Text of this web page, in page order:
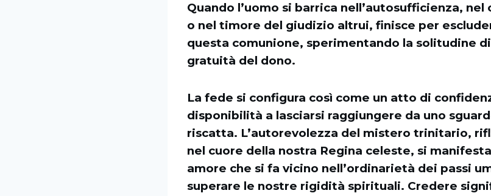
Quando l’uomo si barrica nell’autosufficienza,
o nel timore del giudizio altrui, finisce per
questa comunione, sperimentando la solitudine
gratuità del dono.
La fede si configura così come un atto di
disponibilità a lasciarsi raggiungere da uno
riscatta. L’autorevolezza del mistero trinitario,
nel cuore della nostra Regina celeste, si
amore che si fa vicino nell’ordinarietà dei passi
superare le nostre rigidità spirituali. Credere